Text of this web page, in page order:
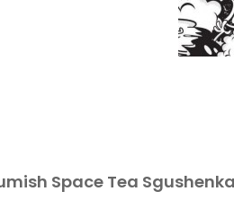
Space Tea Sgushenka